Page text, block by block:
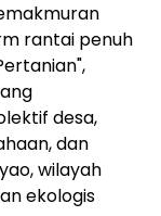
rantai penuh
desa,
dan
wilayah
ekologis